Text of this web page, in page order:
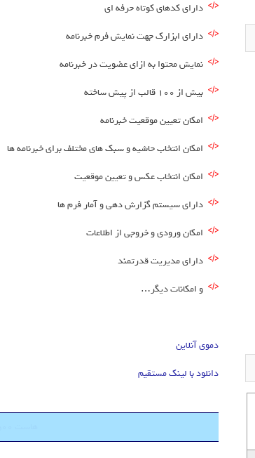
دارای کدهای کوتاه حرفه ای
دارای ابزارک جهت نمایش فرم خبرنامه
نمایش محتوا به ازای عضویت در خبرنامه
بیش از 100 قالب از پیش ساخته
امکان تعیین موقعیت خبرنامه
امکان انتخاب حاشیه و سبک های مختلف برای خبرنامه ها
امکان انتخاب عکس و تعیین موقعیت
دارای سیستم گزارش دهی و آمار فرم ها
امکان ورودی و خروجی از اطلاعات
دارای مدیریت قدرتمند
و امکانات دیگر…
دموی آنلاین
دانلود با لینک مستقیم